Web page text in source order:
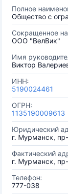
Полное
Общество с
Сокращенное
ООО "ВелВик"
Имя
Виктор
ИНН:
5190024461
ОГРН:
1135190009613
Юридический
г. Мурманск,
Фактический
г. Мурманск,
Телефон:
777-038